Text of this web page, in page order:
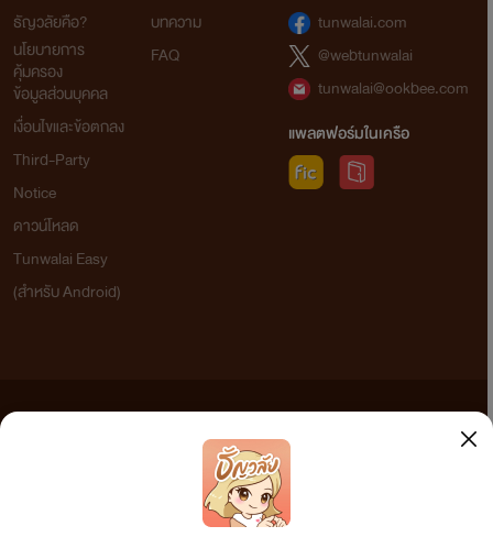
ธัญวลัยคือ?
นโยบายการ
คุ้มครอง
ข้อมูลส่วนบุคคล
เงื่อนไขและข้อตกลง
Third-Party
Notice
ดาวน์โหลด
Tunwalai Easy
(สำหรับ Android)
บทความ
FAQ
tunwalai.com
@webtunwalai
tunwalai@ookbee.com
แพลตฟอร์มในเครือ
เว็บไซต์แห่งนี้ไม่ได้เห็นด้วยและไม่ขอรับผิดชอบต่อข้อความใดๆ ทั้งสิ้น ดังนั้นผู้อ่านทุกท่านโปรดใช้
วิจารณญาณในการกลั่นกรองด้วยตนเอง และหากท่านพบข้อความใดๆ ที่ขัดต่อกฎหมายและศีลธรรม
กรุณาแจ้งมาที่ tunwalai@ookbee.com เพื่อทีมงานจะได้ดำเนินการในทันที ทั้งนี้ ทางเว็บไซต์ขอสงวน
ลิขสิทธิ์ตามพระราชบัญญัติลิขสิทธิ์ (ฉบับเพิ่มเติม) พ.ศ.2558